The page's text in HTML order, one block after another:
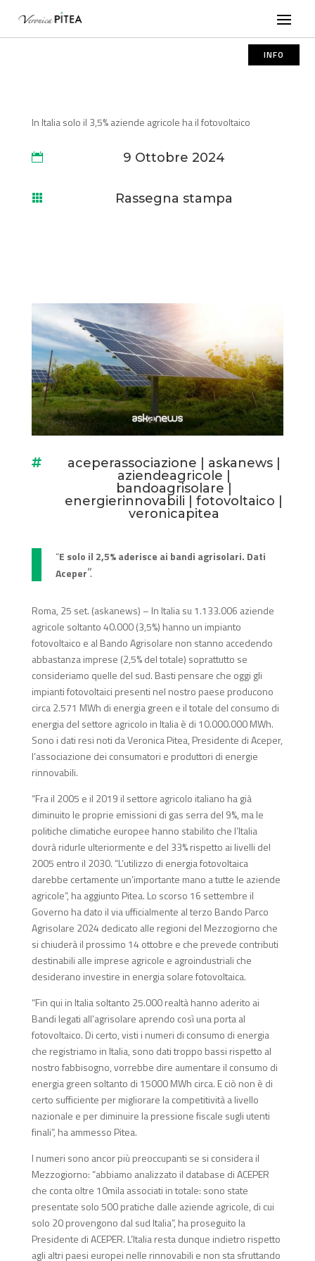
INFO
In Italia solo il 3,5% aziende agricole ha il fotovoltaico
 9 Ottobre 2024
 Rassegna stampa
 aceperassociazione askanews|
aziendeagricole
bandoagrisolare
energierinnovabili |fotovoltaico
veronicapitea
“E solo il 2,5% aderisce ai bandi agrisolari. Dati
Aceper”.
Roma, 25 set. (askanews) – In Italia su 1.133.006 aziende
agricole soltanto 40.000 (3,5%) hanno un impianto
fotovoltaico e al Bando Agrisolare non stanno accedendo
abbastanza imprese (2,5% del totale) soprattutto se
consideriamo quelle del sud. Basti pensare che oggi gli
impianti fotovoltaici presenti nel nostro paese producono
circa 2.571 MWh di energia green e il totale del consumo di
energia del settore agricolo in Italia è di 10.000.000 MWh.
Sono i dati resi noti da Veronica Pitea, Presidente di Aceper,
l’associazione dei consumatori e produttori di energie
rinnovabili.
“Fra il 2005 e il 2019 il settore agricolo italiano ha già
diminuito le proprie emissioni di gas serra del 9%, ma le
politiche climatiche europee hanno stabilito che l’Italia
dovrà ridurle ulteriormente e del 33% rispetto ai livelli del
2005 entro il 2030. “L’utilizzo di energia fotovoltaica
darebbe certamente un’importante mano a tutte le aziende
agricole”, ha aggiunto Pitea. Lo scorso 16 settembre il
Governo ha dato il via ufficialmente al terzo Bando Parco
Agrisolare 2024 dedicato alle regioni del Mezzogiorno che
si chiuderà il prossimo 14 ottobre e che prevede contributi
destinabili alle imprese agricole e agroindustriali che
desiderano investire in energia solare fotovoltaica.
“Fin qui in Italia soltanto 25.000 realtà hanno aderito ai
Bandi legati all’agrisolare aprendo così una porta al
fotovoltaico. Di certo, visti i numeri di consumo di energia
che registriamo in Italia, sono dati troppo bassi rispetto al
nostro fabbisogno, vorrebbe dire aumentare il consumo di
energia green soltanto di 15000 MWh circa. E ciò non è di
certo sufficiente per migliorare la competitività a livello
nazionale e per diminuire la pressione fiscale sugli utenti
finali”, ha ammesso Pitea.
I numeri sono ancor più preoccupanti se si considera il
Mezzogiorno: “abbiamo analizzato il database di ACEPER
che conta oltre 10mila associati in totale: sono state
presentate solo 500 pratiche dalle aziende agricole, di cui
solo 20 provengono dal sud Italia”, ha proseguito la
Presidente di ACEPER. L’Italia resta dunque indietro rispetto
agli altri paesi europei nelle rinnovabili e non sta sfruttando